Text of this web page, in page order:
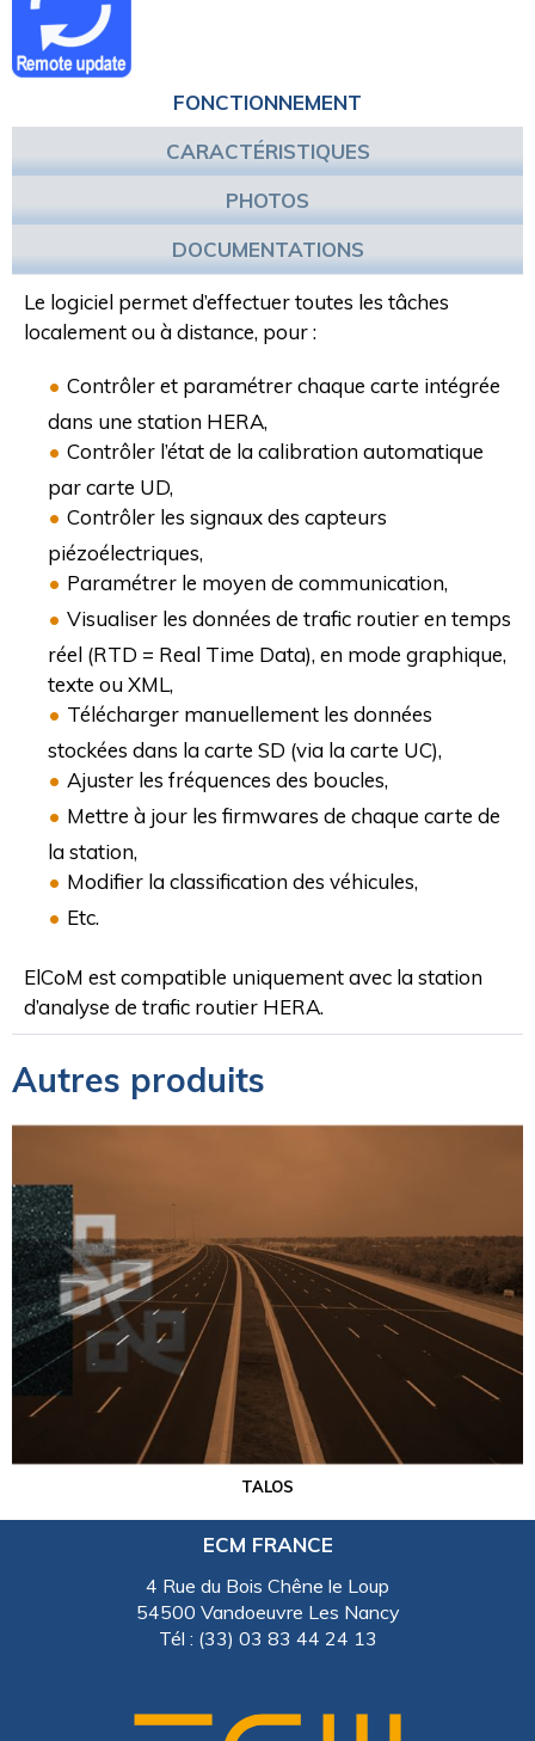
FONCTIONNEMENT
CARACTÉRISTIQUES
PHOTOS
DOCUMENTATIONS
Le logiciel permet d’effectuer toutes les tâches
localement ou à distance, pour :
Contrôler et paramétrer chaque carte intégrée
dans une station HERA,
Contrôler l’état de la calibration automatique
par carte UD,
Contrôler les signaux des capteurs
piézoélectriques,
Paramétrer le moyen de communication,
Visualiser les données de trafic routier en temps
réel (RTD = Real Time Data), en mode graphique,
texte ou XML,
Télécharger manuellement les données
stockées dans la carte SD (via la carte UC),
Ajuster les fréquences des boucles,
Mettre à jour les firmwares de chaque carte de
la station,
Modifier la classification des véhicules,
Etc.
ElCoM est compatible uniquement avec la station
d’analyse de trafic routier HERA.
Autres produits
TALOS
ECM FRANCE
4 Rue du Bois Chêne le Loup
54500 Vandoeuvre Les Nancy
Tél : (33) 03 83 44 24 13